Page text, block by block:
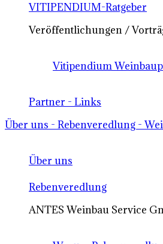
VITIPENDIUM-Ratgeber
Veröffentlichungen /
Vitipendium
Partner - Links
Über uns - Rebenveredlung -
Über uns
Rebenveredlung
ANTES Weinbau Service